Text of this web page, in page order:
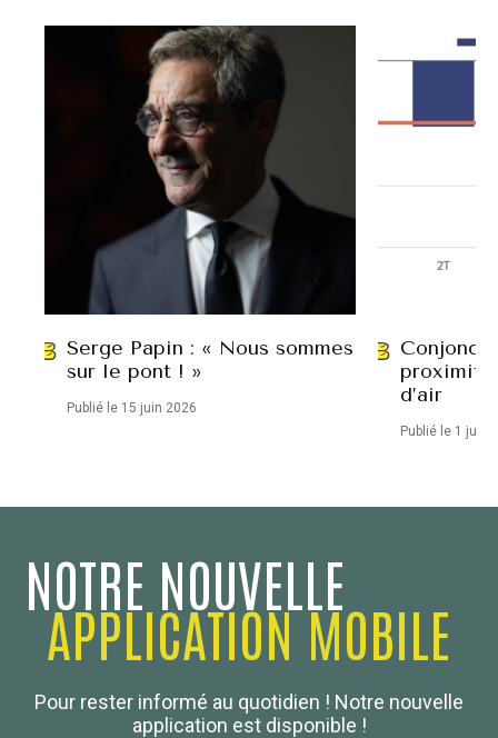
Serge Papin : « Nous sommes
sur le pont ! »
Publié le 15 juin 2026
proximité
d’air
Publié le 1 juin
NOTRE NOUVELLE
APPLICATION MOBILE
Pour rester informé au quotidien ! Notre nouvelle
application est disponible !
Boulanger de France